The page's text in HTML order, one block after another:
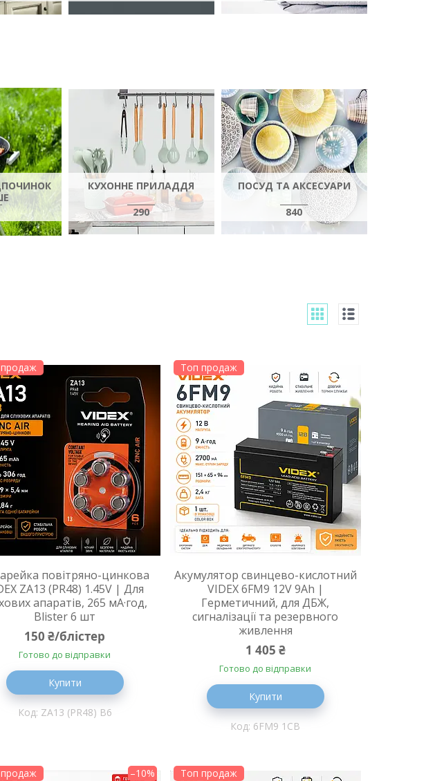
КУХОННЕ ПРИЛАДДЯ
290
ПОСУД ТА АКСЕСУАРИ
840
повітряно-цинкова
ZA13 (PR48) 1.45V | Для
апаратів, 265 мА·год,
Blister 6 шт
150 ₴/блістер
Готово до відправки
Купити
ZA13 (PR48) B6
Топ продаж
Акумулятор свинцево-кислотний
VIDEX 6FM9 12V 9Ah |
Герметичний, для ДБЖ,
сигналізації та резервного
живлення
1 405 ₴
Готово до відправки
Купити
6FM9 1CB
–10% Топ продаж